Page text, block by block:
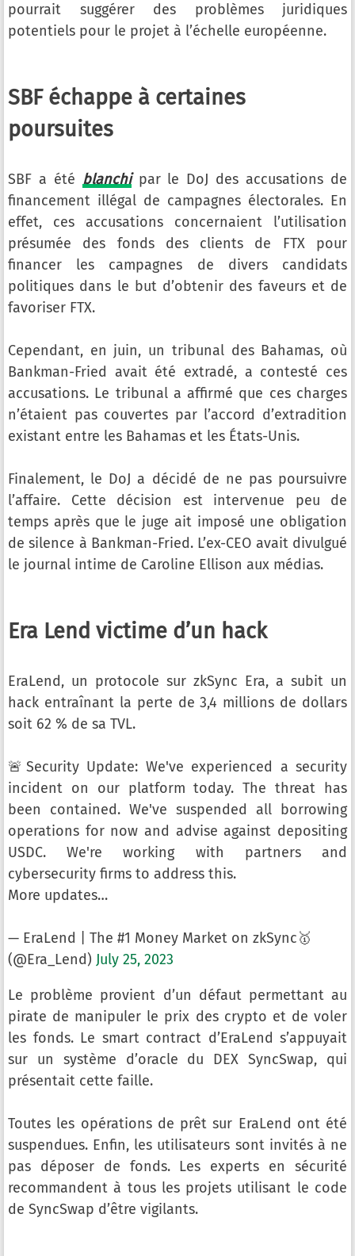
pourrait suggérer des problèmes juridiques
potentiels pour le projet à l’échelle européenne.
SBF échappe à certaines
poursuites
SBF a été blanchipar le DoJ des accusations de
financement illégal de campagnes électorales. En
effet, ces accusations concernaient l’utilisation
présumée des fonds des clients de FTX pour
financer les campagnes de divers candidats
politiques dans le but d’obtenir des faveurs et de
favoriser FTX.
Cependant, en juin, un tribunal des Bahamas, où
Bankman-Fried avait été extradé, a contesté ces
accusations. Le tribunal a affirmé que ces charges
n’étaient pas couvertes par l’accord d’extradition
existant entre les Bahamas et les États-Unis.
Finalement, le DoJ a décidé de ne pas poursuivre
l’affaire. Cette décision est intervenue peu de
temps après que le juge ait imposé une obligation
de silence à Bankman-Fried. L’ex-CEO avait divulgué
le journal intime de Caroline Ellison aux médias.
Era Lend victime d’un hack
EraLend, un protocole sur zkSync Era, a subit un
hack entraînant la perte de 3,4 millions de dollars
soit 62 % de sa TVL.
🚨Security Update: We've experienced a security
incident on our platform today. The threat has
been contained. We've suspended all borrowing
operations for now and advise against depositing
USDC. We're working with partners and
cybersecurity firms to address this.
More updates…
— EraLend | The #1 Money Market on zkSync🥇
(@Era_Lend) July 25, 2023
Le problème provient d’un défaut permettant au
pirate de manipuler le prix des crypto et de voler
les fonds. Le smart contract d’EraLend s’appuyait
sur un système d’oracle du DEX SyncSwap, qui
présentait cette faille.
Toutes les opérations de prêt sur EraLend ont été
suspendues. Enfin, les utilisateurs sont invités à ne
pas déposer de fonds. Les experts en sécurité
recommandent à tous les projets utilisant le code
de SyncSwap d’être vigilants.